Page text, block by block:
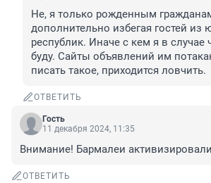
Не, я только рожденным
дополнительно избегая гостей из
республик. Иначе с кем я в случае
буду. Сайты объявлений им
писать такое, приходится ловчить.
ОТВЕТИТЬ
Гость
11 декабря 2024, 11:35
Внимание! Бармалеи
ОТВЕТИТЬ